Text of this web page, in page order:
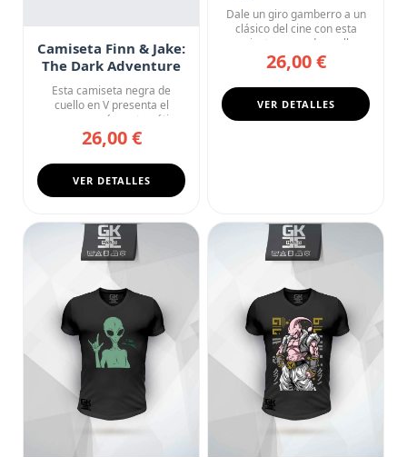
Camiseta Finn & Jake:
The Dark Adventure
Esta camiseta negra de
cuello en V presenta el
crossover más matemático
de la...
26,00 €
VER DETALLES
Dale un giro gamberro a un
clásico del cine con esta
camiseta negra de cuello...
26,00 €
VER DETALLES